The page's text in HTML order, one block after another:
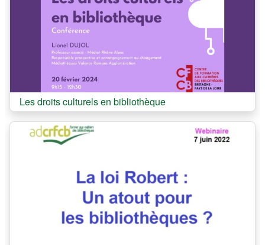
Cours:
Les droits culturels en bibliothèque